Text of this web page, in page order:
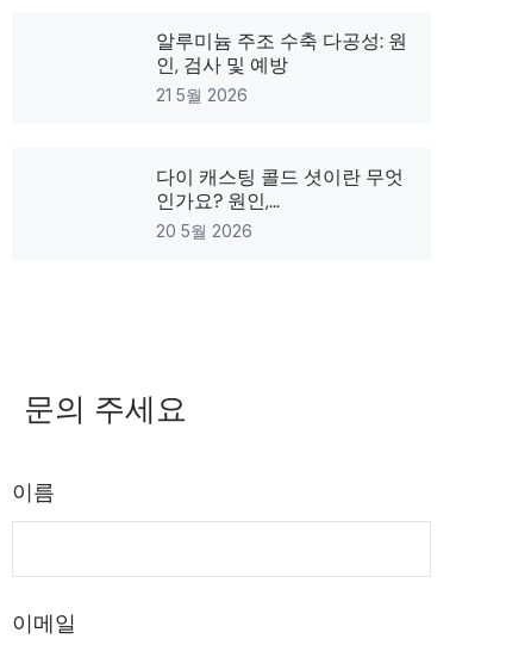
알루미늄 주조 수축 다공성: 원
인, 검사 및 예방
21 5월 2026
다이 캐스팅 콜드 셧이란 무엇
인가요? 원인,...
20 5월 2026
문의 주세요
이름
이메일